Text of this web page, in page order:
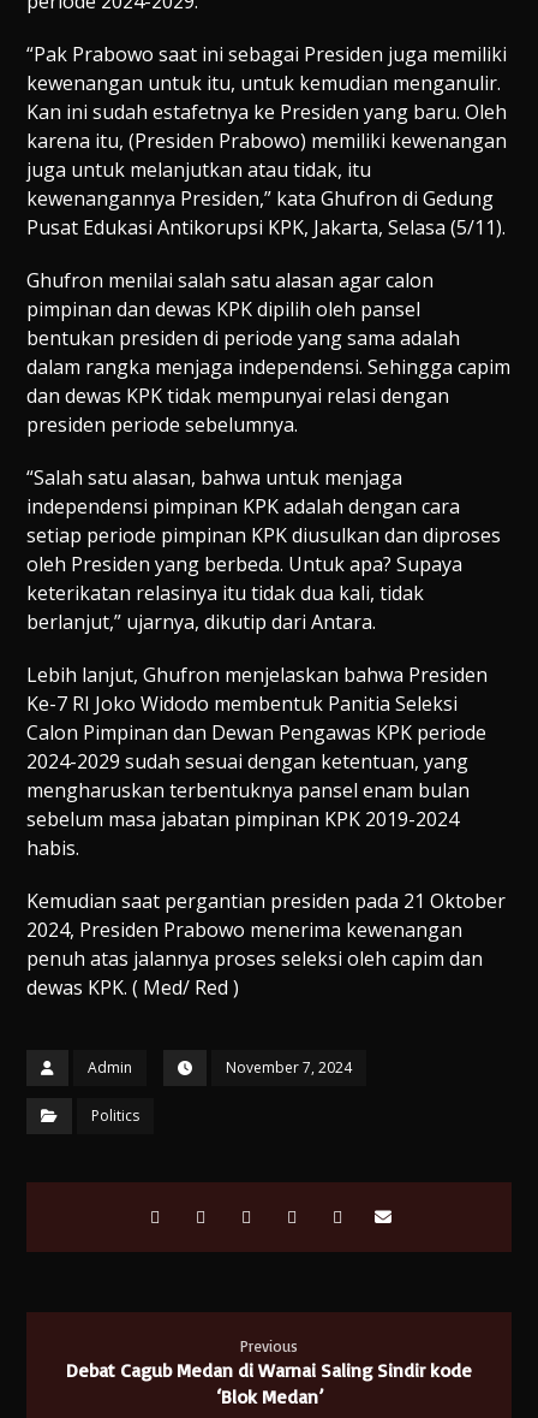
“Pak Prabowo saat ini sebagai Presiden juga memiliki
kewenangan untuk itu, untuk kemudian menganulir.
Kan ini sudah estafetnya ke Presiden yang baru. Oleh
karena itu, (Presiden Prabowo) memiliki kewenangan
juga untuk melanjutkan atau tidak, itu
kewenangannya Presiden,” kata Ghufron di Gedung
Pusat Edukasi Antikorupsi KPK, Jakarta, Selasa (5/11).
Ghufron menilai salah satu alasan agar calon
pimpinan dan dewas KPK dipilih oleh pansel
bentukan presiden di periode yang sama adalah
dalam rangka menjaga independensi. Sehingga capim
dan dewas KPK tidak mempunyai relasi dengan
presiden periode sebelumnya.
“Salah satu alasan, bahwa untuk menjaga
independensi pimpinan KPK adalah dengan cara
setiap periode pimpinan KPK diusulkan dan diproses
oleh Presiden yang berbeda. Untuk apa? Supaya
keterikatan relasinya itu tidak dua kali, tidak
berlanjut,” ujarnya, dikutip dari Antara.
Lebih lanjut, Ghufron menjelaskan bahwa Presiden
Ke-7 RI Joko Widodo membentuk Panitia Seleksi
Calon Pimpinan dan Dewan Pengawas KPK periode
2024-2029 sudah sesuai dengan ketentuan, yang
mengharuskan terbentuknya pansel enam bulan
sebelum masa jabatan pimpinan KPK 2019-2024
habis.
Kemudian saat pergantian presiden pada 21 Oktober
2024, Presiden Prabowo menerima kewenangan
penuh atas jalannya proses seleksi oleh capim dan
dewas KPK. ( Med/ Red )
Admin November 7, 2024
Politics
Previous
Debat Cagub Medan di Warnai Saling Sindir kode
‘Blok Medan’